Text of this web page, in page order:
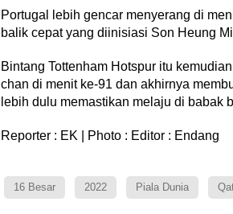
Portugal lebih gencar menyerang di
balik cepat yang diinisiasi Son Heung
Bintang Tottenham Hotspur itu
chan di menit ke-91 dan akhirnya
lebih dulu memastikan melaju di babak
Reporter : EK | Photo : Editor : Endang
16 Besar 2022 Piala Dunia